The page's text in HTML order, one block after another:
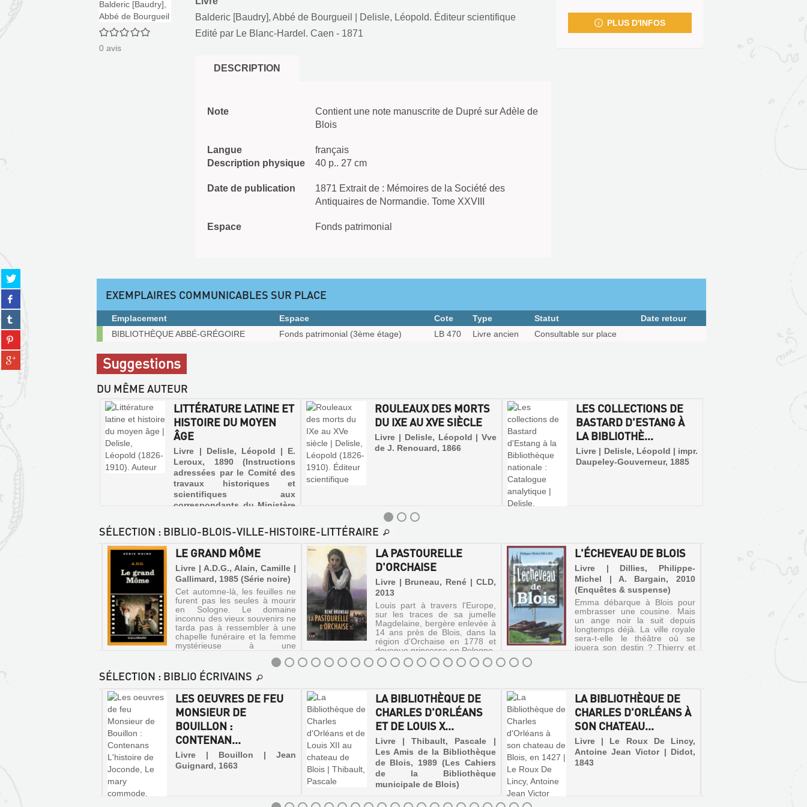
Partager
sur
twitter
(Nouvelle
fenêtre)
Partager
sur
facebook
(Nouvelle
fenêtre)
Partager
sur
tumblr
(Nouvelle
fenêtre)
Partager
sur
pinterest
(Nouvelle
Partager
sur
0/5
0 avis
Balderic [Baudry], Abbé de Bourgueil
Delisle, Léopold. Éditeur scientifique
Edité par Le Blanc-Hardel. Caen - 1871
DESCRIPTION
Note
Contient une note manuscrite de Dupré sur Adèle de
Blois
Langue
français
Description physique
40 p.. 27 cm
Date de publication
1871 Extrait de : Mémoires de la Société des
Antiquaires de Normandie. Tome XXVIII
Espace Fonds patrimonial
PLUS D'INFOS
EXEMPLAIRES COMMUNICABLES SUR PLACE
Exemplaires
communicables
sur
place
Emplacement Espace Cote Type Statut
Date retour
BIBLIOTHÈQUE ABBÉ-GRÉGOIRE
Fonds patrimonial (3ème étage) LB 470 Livre ancien Consultable sur place
Suggestions
DU MÊME AUTEUR
ROULEAUX DES MORTS
DU IXE AU XVE SIÈCLE
Livre | Delisle, Léopold | Vve
de J. Renouard, 1866
LES COLLECTIONS DE
BASTARD D'ESTANG À
LA BIBLIOTHÈ...
Livre | Delisle, Léopold | impr.
Daupeley-Gouverneur, 1885
LITTÉRATURE LATINE ET
HISTOIRE DU MOYEN
ÂGE
Livre | Delisle, Léopold | E.
Leroux, 1890 (Instructions
adressées par le Comité des
travaux historiques et
scientifiques aux
correspondants du Ministère
des beaux-arts)
ROULEAUX
DES
MORTS
DU
IXE
AU
XVE
SÉLECTION : BIBLIO-BLOIS-VILLE-HISTOIRE-LITTÉRAIRE
LA PASTOURELLE
D'ORCHAISE
Livre | Bruneau, René | CLD,
2013
Louis part à travers l'Europe,
sur les traces de sa jumelle
Magdelaine, bergère enlevée à
14 ans près de Blois, dans la
région d'Orchaise en 1778 et
devenue princesse en Pologne.
L'ÉCHEVEAU DE BLOIS
Livre | Dillies, Philippe-
Michel | A. Bargain, 2010
(Enquêtes & suspense)
Emma débarque à Blois pour
embrasser une cousine. Mais
un ange noir la suit depuis
longtemps déjà. La ville royale
sera-t-elle le théâtre où se
jouera son destin ? Thierry et
LE GRAND MÔME
Livre | A.D.G., Alain, Camille |
Gallimard, 1985 (Série noire)
Cet automne-là, les feuilles ne
furent pas les seules à mourir
en Sologne. Le domaine
inconnu des vieux souvenirs ne
tarda pas à ressembler à une
chapelle funéraire et la femme
mystérieuse à une
LA
PASTOURELLE
D'ORCHAISE
Livre
|
Bruneau,
René
|
SÉLECTION : BIBLIO ÉCRIVAINS
LA BIBLIOTHÈQUE DE
CHARLES D'ORLÉANS
ET DE LOUIS X...
Livre | Thibault, Pascale |
Les Amis de la Bibliothèque
de Blois, 1989 (Les Cahiers
de la Bibliothèque
municipale de Blois)
LA BIBLIOTHÈQUE DE
CHARLES D'ORLÉANS À
SON CHATEAU...
Livre | Le Roux De Lincy,
Antoine Jean Victor | Didot,
1843
LES OEUVRES DE FEU
MONSIEUR DE
BOUILLON :
CONTENAN...
Livre | Bouillon | Jean
Guignard, 1663